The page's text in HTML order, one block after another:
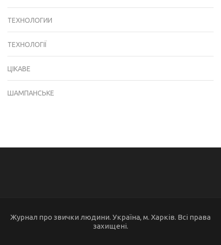
ТЕХНОЛОГИИ
ТЕХНОЛОГІЇ
ЦІКАВЕ
ШАМПАНСЬКЕ
Журнал про звички людини. Україна, м. Харків. Всі права
захищені.